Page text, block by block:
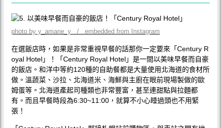
photo by y_amane_y / embedded from Instagram
在選飯店時，如果是非常重視早餐的話那你一定要來「Century R
oyal Hotel」！「Century Royal Hotel」是一間以美味早餐而自豪
的飯店。和洋中等約120種的自助餐都是大量使用北海道的食材所
做。溫蔬菜、沙拉、北海道米、海鮮與主廚在眼前現場製做的歐
姆蛋等。北海道產起司種類也非常豐富，甚至連甜點與拉麵都
有。而且早餐時段為6:30~11:00，就算不小心睡過頭也不用緊
張！